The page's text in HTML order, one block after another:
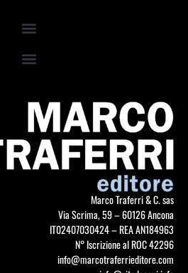
Marco Traferri & C. sas
Via Scrima, 59 – 60126 Ancona
IT02407030424 – REA AN184963
N° Iscrizione al ROC 42296
info@marcotraferrieditore.com